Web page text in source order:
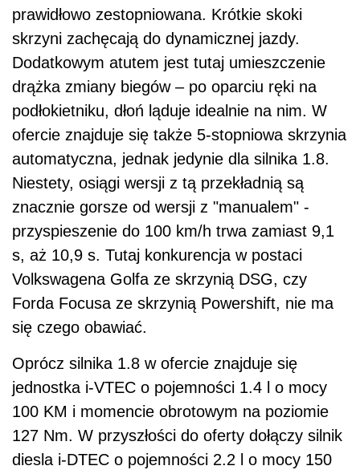
prawidłowo zestopniowana. Krótkie skoki
skrzyni zachęcają do dynamicznej jazdy.
Dodatkowym atutem jest tutaj umieszczenie
drążka zmiany biegów – po oparciu ręki na
podłokietniku, dłoń ląduje idealnie na nim. W
ofercie znajduje się także 5-stopniowa skrzynia
automatyczna, jednak jedynie dla silnika 1.8.
Niestety, osiągi wersji z tą przekładnią są
znacznie gorsze od wersji z "manualem" -
przyspieszenie do 100 km/h trwa zamiast 9,1
s, aż 10,9 s. Tutaj konkurencja w postaci
Volkswagena Golfa ze skrzynią DSG, czy
Forda Focusa ze skrzynią Powershift, nie ma
się czego obawiać.
Oprócz silnika 1.8 w ofercie znajduje się
jednostka i-VTEC o pojemności 1.4 l o mocy
100 KM i momencie obrotowym na poziomie
127 Nm. W przyszłości do oferty dołączy silnik
diesla i-DTEC o pojemności 2.2 l o mocy 150